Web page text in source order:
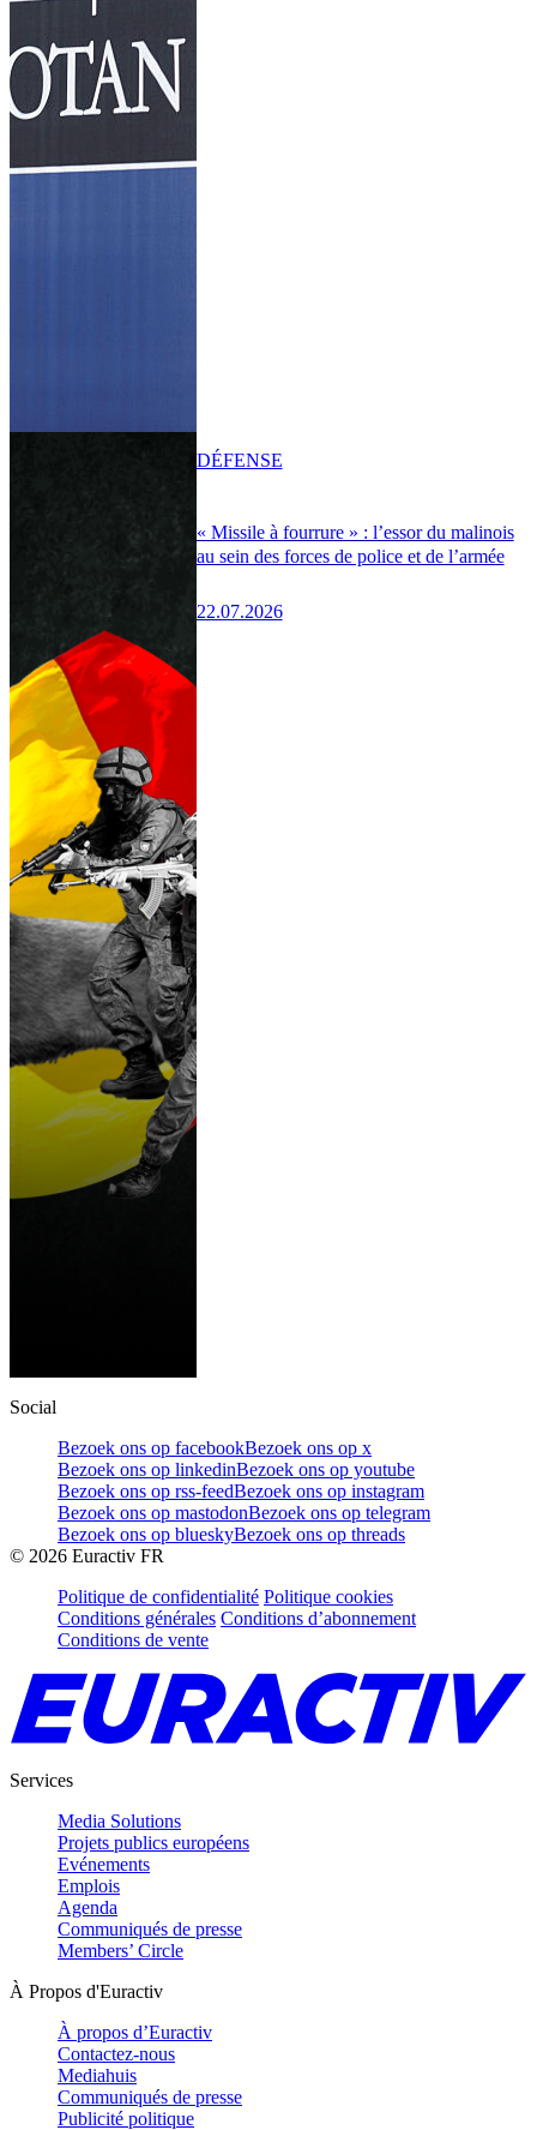
« Missile à fourrure » : l’essor du malinois
au sein des forces de police et de l’armée
22.07.2026
DÉFENSE
Social
Bezoek ons op facebookBezoek ons op x
Bezoek ons op linkedinBezoek ons op youtube
Bezoek ons op rss-feedBezoek ons op instagram
Bezoek ons op mastodonBezoek ons op telegram
Bezoek ons op blueskyBezoek ons op threads
© 2026 Euractiv FR
Politique de confidentialité Politique cookies
Conditions générales Conditions d’abonnement
Conditions de vente
Services
Media Solutions
Projets publics européens
Evénements
Emplois
Agenda
Communiqués de presse
Members’ Circle
À Propos d'Euractiv
À propos d’Euractiv
Contactez-nous
Mediahuis
Communiqués de presse
Publicité politique